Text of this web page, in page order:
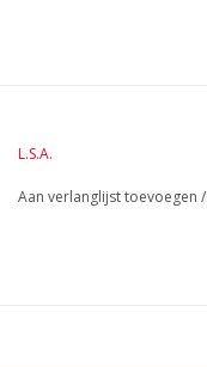
BreedteMM:
DiameterMM:150
L.S.A.
Aan verlanglijst toevoegen /